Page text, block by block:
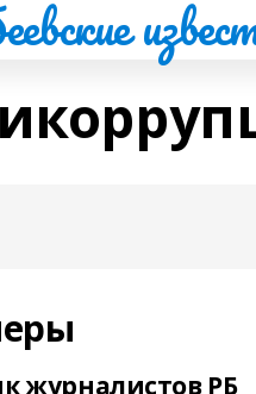
журналистов РБ